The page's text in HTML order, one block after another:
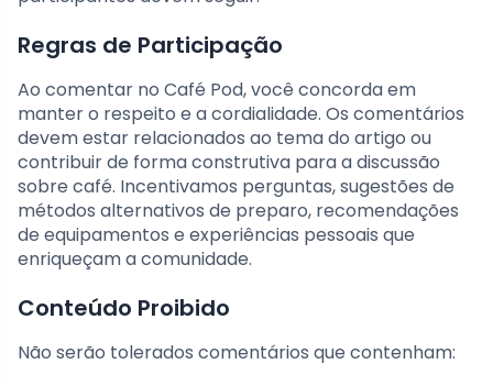
Regras de Participação
Ao comentar no Café Pod, você concorda em
manter o respeito e a cordialidade. Os comentários
devem estar relacionados ao tema do artigo ou
contribuir de forma construtiva para a discussão
sobre café. Incentivamos perguntas, sugestões de
métodos alternativos de preparo, recomendações
de equipamentos e experiências pessoais que
enriqueçam a comunidade.
Conteúdo Proibido
Não serão tolerados comentários que contenham: